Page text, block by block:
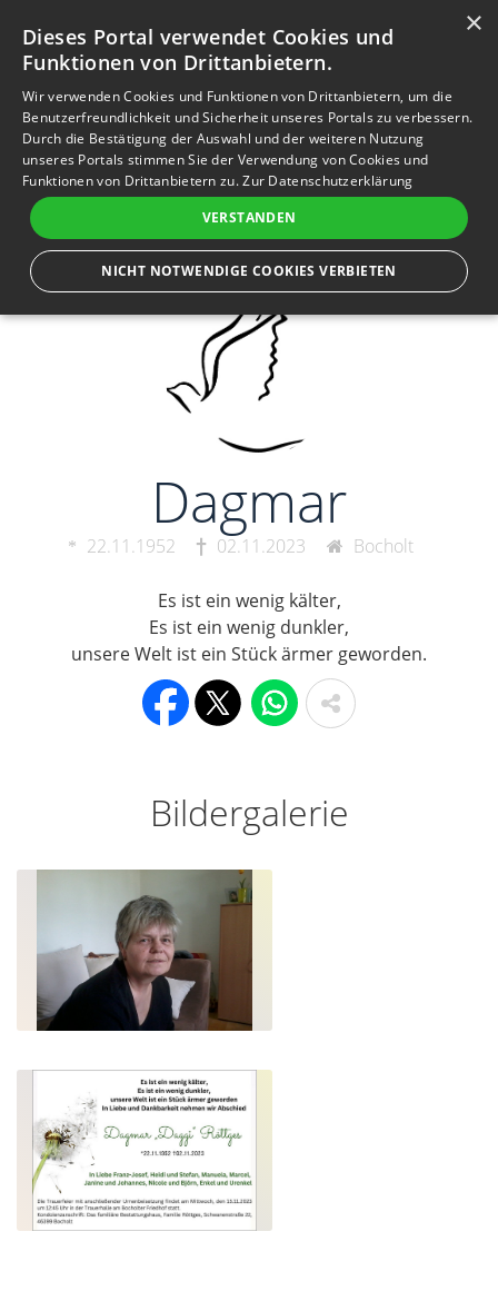
Anmelden Registrieren
e
n
Erinnerungen sind kleine Sterne,
die tröstend in das Dunkel
unserer Trauer leuchten.
Dagmar
22.11.1952 02.11.2023 Bocholt
Es ist ein wenig kälter,
Es ist ein wenig dunkler,
unsere Welt ist ein Stück ärmer geworden.
Bildergalerie
×
Dieses Portal verwendet Cookies und
Funktionen von Drittanbietern.
Wir verwenden Cookies und Funktionen von Drittanbietern, um die
Benutzerfreundlichkeit und Sicherheit unseres Portals zu verbessern.
Durch die Bestätigung der Auswahl und der weiteren Nutzung
unseres Portals stimmen Sie der Verwendung von Cookies und
Funktionen von Drittanbietern zu.Zur Datenschutzerklärung
VERSTANDEN
NICHT NOTWENDIGE COOKIES VERBIETEN